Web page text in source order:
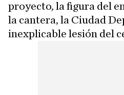
proyecto, la figura del
la cantera, la Ciudad
inexplicable lesión del